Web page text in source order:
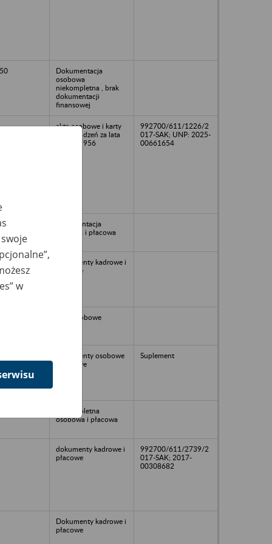
Dokumentacja
osobowa
niekompletna , brak
dokumentacji
finansowej
akta osobowe i karty
wynagrodzeń za lata
1951 - 1956
992700/611/1226/2
017-SAK; UNP: 2025-
00661654
dokumentacja
kadrowa i płacowa
Dokumenty kadrowe i
płacowe
Akta osobowe
Dokumenty osobowe
i płacowe
Suplement
niekompletna
osobowa i płacowa
dokumenty kadrowe i
płacowe
992700/611/2739/2
017-SAK; 2017-
00308682
Dokumenty kadrowe i
płacowe
w